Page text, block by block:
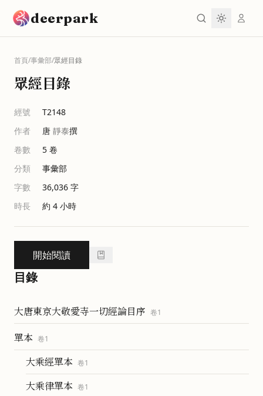
deerpark
首頁/事彙部/眾經目錄
眾經目錄
經號
T2148
作者
唐 靜泰撰
卷數
5 卷
分類
事彙部
字數
36,036 字
時長
約 4 小時
開始閱讀
目錄
大唐東京大敬愛寺一切經論目序 卷1
單本 卷1
大乘經單本 卷1
大乘律單本 卷1